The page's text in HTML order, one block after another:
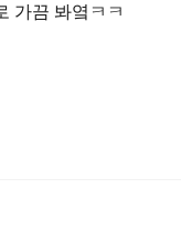
가끔 봐옄ㅋㅋ